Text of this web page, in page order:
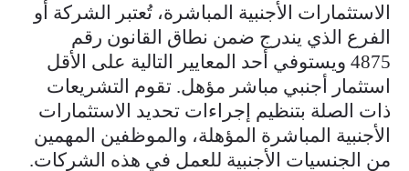
الاستثمارات الأجنبية المباشرة، تُعتبر الشركة أو
الفرع الذي يندرج ضمن نطاق القانون رقم
4875 ويستوفي أحد المعايير التالية على الأقل
استثمار أجنبي مباشر مؤهل. تقوم التشريعات
ذات الصلة بتنظيم إجراءات تحديد الاستثمارات
الأجنبية المباشرة المؤهلة، والموظفين المهمين
من الجنسيات الأجنبية للعمل في هذه الشركات.